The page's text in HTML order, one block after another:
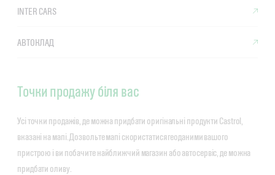
INTER CARS
АВТОКЛАД
Точки продажу біля вас
Усі точки продажів, де можна придбати оригінальні продукти Castrol,
вказані на мапі. Дозвольте мапі скористатися геоданими вашого
пристрою і ви побачите найближчий магазин або автосервіс, де можна
придбати оливу.